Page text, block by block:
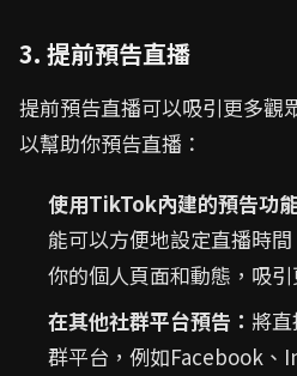
3. 提前預告直播
提前預告直播可以吸引更多觀
以幫助你預告直播：
使用TikTok內建的預告功能
能可以方便地設定直播時
你的個人頁面和動態，吸引
在其他社群平台預告： 將
群平台，例如Facebook、